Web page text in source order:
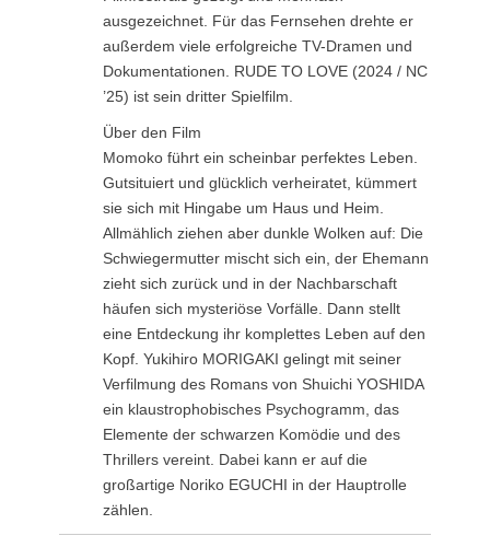
ausgezeichnet. Für das Fernsehen drehte er
außerdem viele erfolgreiche TV-Dramen und
Dokumentationen. RUDE TO LOVE (2024 / NC
’25) ist sein dritter Spielfilm.
Über den Film
Momoko führt ein scheinbar perfektes Leben.
Gutsituiert und glücklich verheiratet, kümmert
sie sich mit Hingabe um Haus und Heim.
Allmählich ziehen aber dunkle Wolken auf: Die
Schwiegermutter mischt sich ein, der Ehemann
zieht sich zurück und in der Nachbarschaft
häufen sich mysteriöse Vorfälle. Dann stellt
eine Entdeckung ihr komplettes Leben auf den
Kopf. Yukihiro MORIGAKI gelingt mit seiner
Verfilmung des Romans von Shuichi YOSHIDA
ein klaustrophobisches Psychogramm, das
Elemente der schwarzen Komödie und des
Thrillers vereint. Dabei kann er auf die
großartige Noriko EGUCHI in der Hauptrolle
zählen.